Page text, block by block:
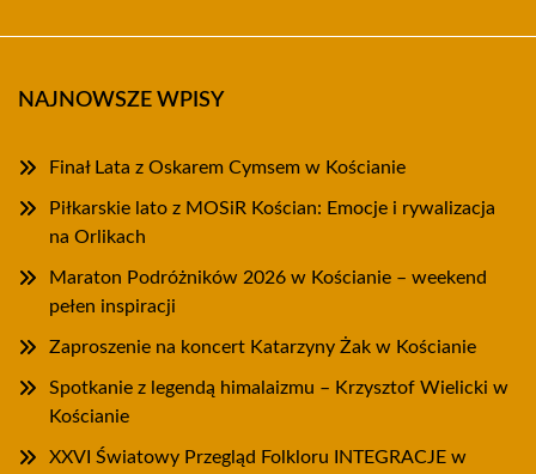
NAJNOWSZE WPISY
Finał Lata z Oskarem Cymsem w Kościanie
Piłkarskie lato z MOSiR Kościan: Emocje i rywalizacja
na Orlikach
Maraton Podróżników 2026 w Kościanie – weekend
pełen inspiracji
Zaproszenie na koncert Katarzyny Żak w Kościanie
Spotkanie z legendą himalaizmu – Krzysztof Wielicki w
Kościanie
XXVI Światowy Przegląd Folkloru INTEGRACJE w